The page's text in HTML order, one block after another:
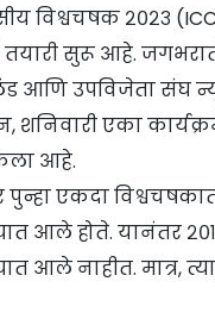
विश्वचषक २०२३
सुरू आहे.
आणि उपविजेता संघ
शनिवारी एका
आहे.
एकदा
आले होते. यानंतर
आले नाहीत. मात्र,